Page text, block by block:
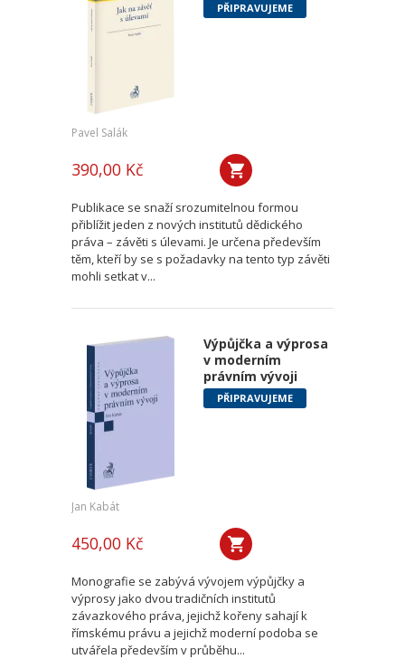
PŘIPRAVUJEME
Pavel Salák
390,00 Kč
Publikace se snaží srozumitelnou formou
přiblížit jeden z nových institutů dědického
práva – závěti s úlevami. Je určena především
těm, kteří by se s požadavky na tento typ závěti
mohli setkat v...
Výpůjčka a výprosa
v moderním
právním vývoji
PŘIPRAVUJEME
Jan Kabát
450,00 Kč
Monografie se zabývá vývojem výpůjčky a
výprosy jako dvou tradičních institutů
závazkového práva, jejichž kořeny sahají k
římskému právu a jejichž moderní podoba se
utvářela především v průběhu...